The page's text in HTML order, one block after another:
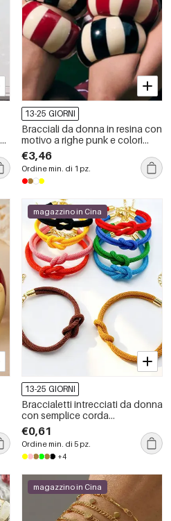
13-25 GIORNI
Bracciali da donna in resina con
motivo a righe punk e colori
misti.
€3,46
Ordine min. di 1 pz.
magazzino in Cina
13-25 GIORNI
Braccialetti intrecciati da donna
con semplice corda
attorcigliata
€0,61
Ordine min. di 5 pz.
+4
magazzino in Cina